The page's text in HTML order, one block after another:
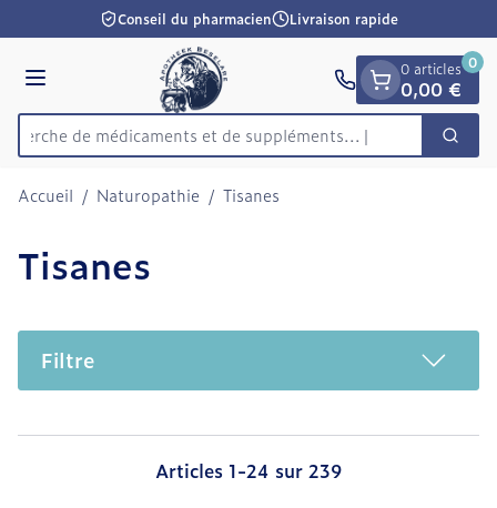
Aller au contenu
1 de 1
Conseil du pharmacien Livraison rapide
Menu
Rechercher
Recherche de médicaments et
0 articles
0,00 €
0
Accueil / Naturopathie / Tisanes
Tisanes
Filtre
Articles 1-24 sur 239